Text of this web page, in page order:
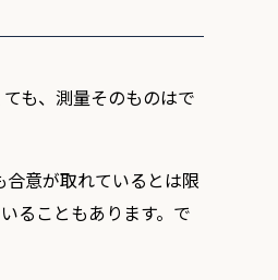
も、測量そのものはで
意が取れているとは限
ることもあります。で